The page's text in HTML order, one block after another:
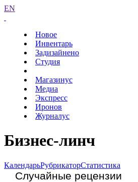
EN
Новое
Инвентарь
Задизайнено
Студия
Магазинус
Медиа
Экспресс
Иронов
Журналус
Бизнес-линч
КалендарьРубрикаторСтатистика
Случайные рецензии